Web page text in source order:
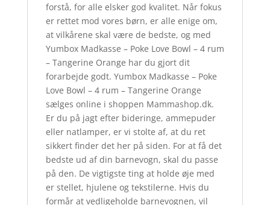
forstå, for alle elsker god kvalitet. Når fokus
er rettet mod vores børn, er alle enige om,
at vilkårene skal være de bedste, og med
Yumbox Madkasse – Poke Love Bowl – 4 rum
– Tangerine Orange har du gjort dit
forarbejde godt. Yumbox Madkasse – Poke
Love Bowl – 4 rum – Tangerine Orange
sælges online i shoppen Mammashop.dk.
Er du på jagt efter bideringe, ammepuder
eller natlamper, er vi stolte af, at du ret
sikkert finder det her på siden. For at få det
bedste ud af din barnevogn, skal du passe
på den. De vigtigste ting at holde øje med
er stellet, hjulene og tekstilerne. Hvis du
formår at vedligeholde barnevognen, vil